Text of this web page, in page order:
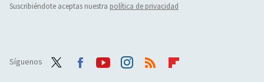
Suscribiéndote aceptas nuestra política de privacidad
Síguenos